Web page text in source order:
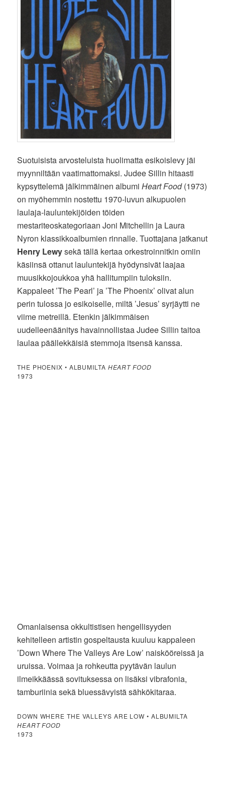
Suotuisista arvosteluista huolimatta esikoislevy jäi
myynniltään vaatimattomaksi. Judee Sillin hitaasti
kypsyttelemä jälkimmäinen albumiHeart Food(1973)
on myöhemmin nostettu 1970-luvun alkupuolen
laulaja-lauluntekijöiden töiden
mestariteoskategoriaan Joni Mitchellin ja Laura
Nyron klassikkoalbumien rinnalle. Tuottajana jatkanut
Henry Lewysekä tällä kertaa orkestroinnitkin omiin
käsiinsä ottanut lauluntekijä hyödynsivät laajaa
muusikkojoukkoa yhä hallitumpiin tuloksiin.
Kappaleet ’The Pearl’ ja ’The Phoenix’ olivat alun
perin tulossa jo esikoiselle, miltä ’Jesus’ syrjäytti ne
viime metreillä. Etenkin jälkimmäisen
uudelleenäänitys havainnollistaa Judee Sillin taitoa
laulaa päällekkäisiä stemmoja itsensä kanssa.
THE PHOENIX • ALBUMILTA HEART FOOD
1973
Omanlaisensa okkultistisen hengellisyyden
kehitelleen artistin gospeltausta kuuluu kappaleen
’Down Where The Valleys Are Low’ naiskööreissä ja
uruissa. Voimaa ja rohkeutta pyytävän laulun
ilmeikkäässä sovituksessa on lisäksi vibrafonia,
tamburiinia sekä bluessävyistä sähkökitaraa.
DOWN WHERE THE VALLEYS ARE LOW • ALBUMILTA
HEART FOOD
1973